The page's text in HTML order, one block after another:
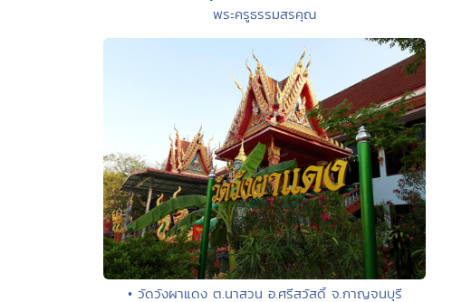
พระครูธรรมสรคุณ
• วัดวังผาแดง ต.นาสวน อ.ศรีสวัสดิ์ จ.กาญจนบุรี